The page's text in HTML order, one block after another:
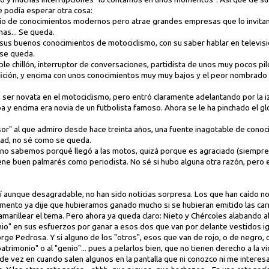
podía esperar otra cosa:
de conocimientos modernos pero atrae grandes empresas que lo
Se queda.
buenos conocimientos de motociclismo, con su saber hablar en
queda.
chillón, interruptor de conversaciones, partidista de unos muy pocos
y encima con unos conocimientos muy muy bajos y el peor
novata en el motociclismo, pero entró claramente adelantando por la
y encima era novia de un futbolista famoso. Ahora se le ha pinchado el
al que admiro desde hace treinta años, una fuente inagotable de
no sé como se queda.
sabemos porqué llegó a las motos, quizá porque es agraciado
buen palmarés como periodista. No sé si hubo alguna otra razón, pero
aunque desagradable, no han sido noticias sorpresa. Los que han caído
ya dije que hubieramos ganado mucho si se hubieran emitido las
el tema. Pero ahora ya queda claro: Nieto y Chércoles alabando
en sus esfuerzos por ganar a esos dos que van por delante vestidos
Pedrosa. Y si alguno de los "otros", esos que van de rojo, o de negro,
o al "genio"... pues a pelarlos bien, que no tienen derecho a la
vez en cuando salen algunos en la pantalla que ni conozco ni me